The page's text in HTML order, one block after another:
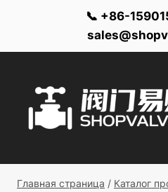
📞 +86-
контенту
Главная страница / Каталог